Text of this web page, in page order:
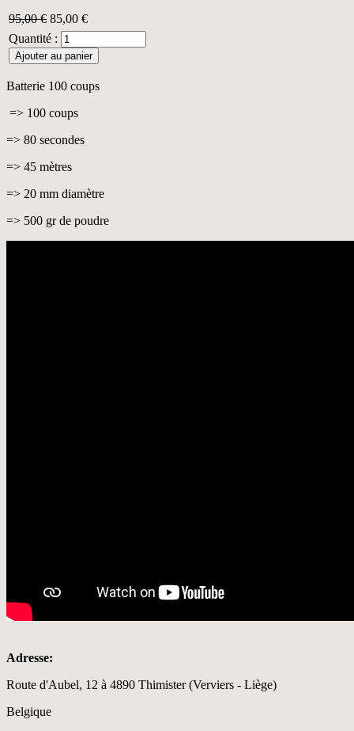
95,00 € 85,00 €
Quantité :
Batterie 100 coups
=> 100 coups
=> 80 secondes
=> 45 mètres
=> 20 mm diamètre
=> 500 gr de poudre
Adresse:
Route d'Aubel, 12 à 4890 Thimister (Verviers - Liège)
Belgique